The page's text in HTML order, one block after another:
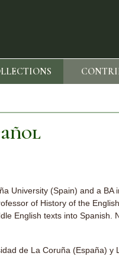
University (Spain) and a BA
of History of the
English texts into Spanish.
de La Coruña (España)